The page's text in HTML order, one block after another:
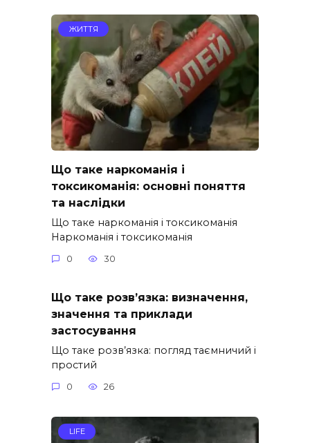
ЖИТТЯ
Що таке наркоманія і
токсикоманія: основні поняття
та наслідки
Що таке наркоманія і токсикоманія
Наркоманія і токсикоманія
0 30
Що таке розв’язка: визначення,
значення та приклади
застосування
Що таке розв’язка: погляд таємничий і
простий
0 26
LIFE